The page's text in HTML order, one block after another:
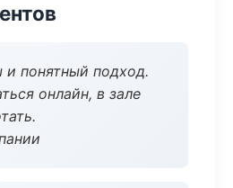
понятный подход.
онлайн, в зале